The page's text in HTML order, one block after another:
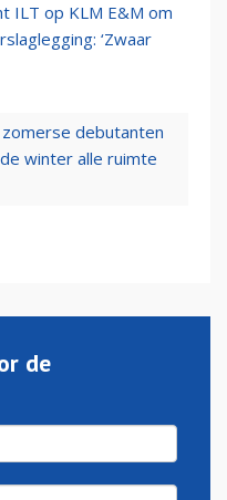
ILT op KLM E&M om
‘Zwaar
debutanten
winter alle ruimte
de